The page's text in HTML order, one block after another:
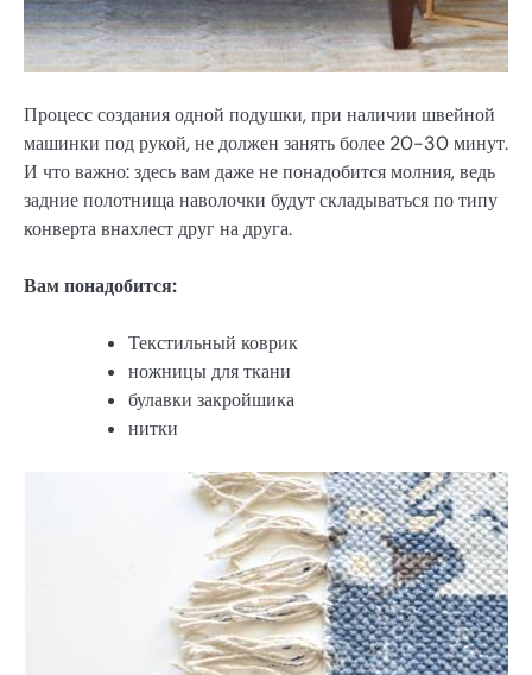
Процесс создания одной подушки, при наличии швейной
машинки под рукой, не должен занять более 20-30 минут.
И что важно: здесь вам даже не понадобится молния, ведь
задние полотнища наволочки будут складываться по типу
конверта внахлест друг на друга.
Вам понадобится:
Текстильный коврик
ножницы для ткани
булавки закройшика
нитки